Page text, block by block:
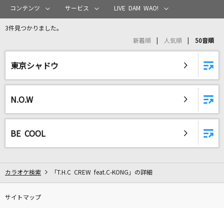
カラオケリクエスト
リアルタイムで歌われている曲の一覧
Cry Baby
Official髭男dism
[生音]絶体絶命
山口百恵
[生音]ONLY YOU
コンテンツ サービス LIVE DAM WAO!
3件見つかりました。
新着順 人気順 50音順
東京シャドウ
N.O.W
BE COOL
カラオケ検索 「T.H.C CREW feat.C-KONG」の詳細
サイトマップ